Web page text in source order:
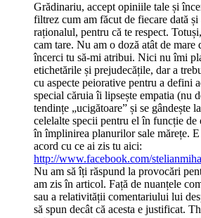
Grădinariu, accept opiniile tale și
filtrez cum am făcut de fiecare dată și
raționalul, pentru că te respect.
cam tare. Nu am o doză atât de mare
încerci tu să-mi atribui. Nici nu îmi
etichetările și prejudecățile, dar a
cu aspecte peiorative pentru a defini
special căruia îi lipsește empatia (nu
tendințe „ucigătoare” și se gândește
celelalte specii pentru el în funcție de
în împlinirea planurilor sale mărețe.
acord cu ce ai zis tu aici:
http://www.facebook.com/
Nu am să îți răspund la provocări
am zis în articol. Față de nuanțele
sau a relativității comentariului lui
să spun decât că acesta e justificat.